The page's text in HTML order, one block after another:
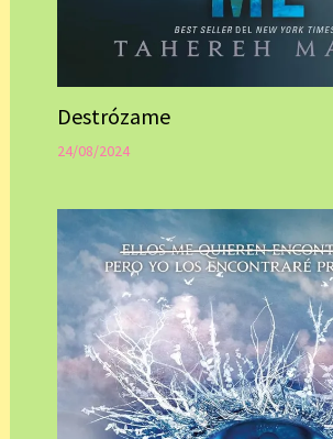
Destrózame
24/08/2024